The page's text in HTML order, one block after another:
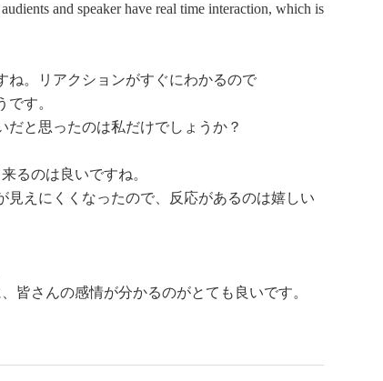
and speaker have real time interaction, which is
ね。リアクションがすぐにわかるので
す。
だと思ったのは私だけでしょうか？
るのは良いですね。
見えにくくなったので、反応があるのは嬉しい
皆さんの感情が分かるのがとても良いです。